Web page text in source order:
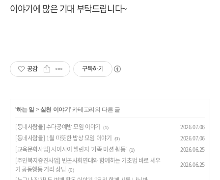
이야기에 많은 기대 부탁드립니다~
공감 구독하기
'하는 일 > 실천 이야기' 카테고리의 다른 글
[동네사람들] 수다공예방 모임 이야기 (1) 2026.07.06
[동네사람들] 1월 따뜻한 밥상 모임 이야기 (0) 2026.07.06
[교육문화사업] 사이사이 챌린지 '가족 미션 활동' (1) 2026.06.25
[주민복지증진사업] 빈곤사회연대와 함께하는 기초법 바로 세우
기 공동행동 거리 상담 (0)
2026.06.25